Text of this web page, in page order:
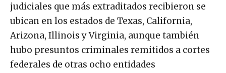
judiciales que más extraditados recibieron se
ubican en los estados de Texas, California,
Arizona, Illinois y Virginia, aunque también
hubo presuntos criminales remitidos a cortes
federales de otras ocho entidades